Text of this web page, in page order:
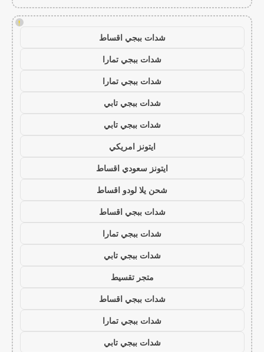
!
شدات ببجي اقساط
شدات ببجي تمارا
شدات ببجي تمارا
شدات ببجي تابي
شدات ببجي تابي
ايتونز امريكي
ايتونز سعودي اقساط
شحن يلا لودو اقساط
شدات ببجي اقساط
شدات ببجي تمارا
شدات ببجي تابي
متجر تقسيط
شدات ببجي اقساط
شدات ببجي تمارا
شدات ببجي تابي